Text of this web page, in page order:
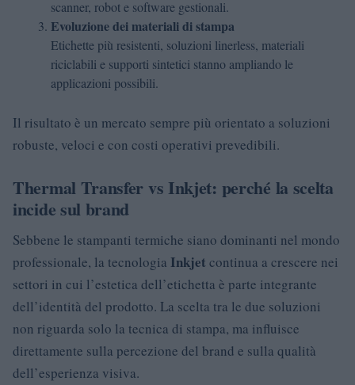
scanner, robot e software gestionali.
Evoluzione dei materiali di stampa
Etichette più resistenti, soluzioni linerless, materiali
riciclabili e supporti sintetici stanno ampliando le
applicazioni possibili.
Il risultato è un mercato sempre più orientato a soluzioni
robuste, veloci e con costi operativi prevedibili.
Thermal Transfer vs Inkjet: perché la scelta
incide sul brand
Sebbene le stampanti termiche siano dominanti nel mondo
professionale, la tecnologia Inkjet continua a crescere nei
settori in cui l’estetica dell’etichetta è parte integrante
dell’identità del prodotto. La scelta tra le due soluzioni
non riguarda solo la tecnica di stampa, ma influisce
direttamente sulla percezione del brand e sulla qualità
dell’esperienza visiva.